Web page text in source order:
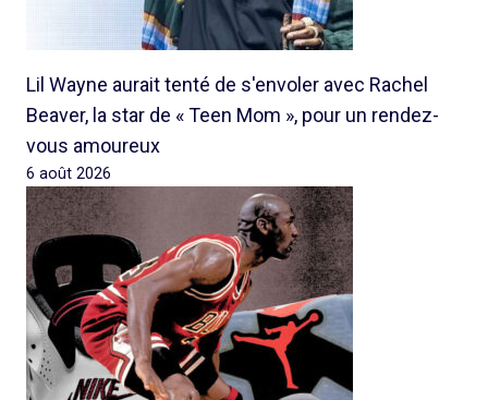
Lil Wayne aurait tenté de s'envoler avec Rachel
Beaver, la star de « Teen Mom », pour un rendez-
vous amoureux
6 août 2026